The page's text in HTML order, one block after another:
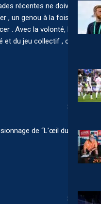
récentes ne doivent
, un genou à la fois s’il
. Avec la volonté, le
et du jeu collectif , on
de “L’œil du